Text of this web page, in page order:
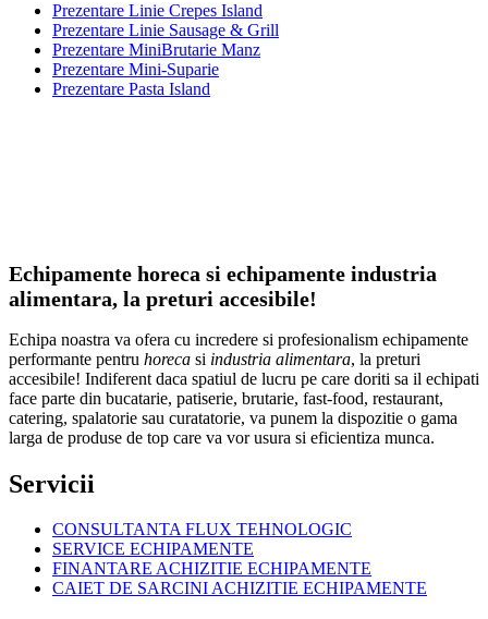
Prezentare Linie Crepes Island
Prezentare Linie Sausage & Grill
Prezentare MiniBrutarie Manz
Prezentare Mini-Suparie
Prezentare Pasta Island
Echipamente horeca si echipamente industria
alimentara, la preturi accesibile!
Echipa noastra va ofera cu incredere si profesionalism echipamente
performante pentru horeca si industria alimentara, la preturi
accesibile! Indiferent daca spatiul de lucru pe care doriti sa il echipati
face parte din bucatarie, patiserie, brutarie, fast-food, restaurant,
catering, spalatorie sau curatatorie, va punem la dispozitie o gama
larga de produse de top care va vor usura si eficientiza munca.
Servicii
CONSULTANTA FLUX TEHNOLOGIC
SERVICE ECHIPAMENTE
FINANTARE ACHIZITIE ECHIPAMENTE
CAIET DE SARCINI ACHIZITIE ECHIPAMENTE